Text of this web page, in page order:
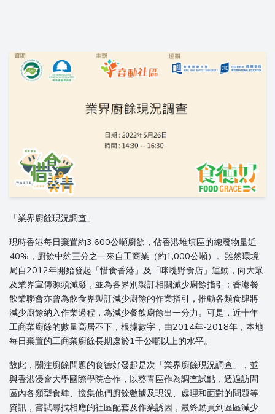
「業界廚餘現況調查」
現時香港每日棄置約3,600公噸廚餘，佔香港堆填區的總廢物量近
40%，廚餘中約三分之一來自工商業（約1,000公噸）。雖然環境
局自2012年開始發起「惜食香港」及「咪嘥野食店」運動，向大眾
及業界宣傳源頭減廢，並為各界別製訂相關減少廚餘指引；香港餐
飲業聯會亦曾為飲食界製訂減少廚餘的作業指引，推動各類食肆將
減少廚餘納入作業過程，為減少餐飲廚餘出一分力。可是，近十年
工商業廚餘的數量高居不下，根據數字，由2014年-2018年，本地
每日棄置的工商業廚餘長期處於1千公噸以上的水平。
故此，關注廚餘問題的食德好發起是次「業界廚餘現況調查」，並
與香港浸會大學國際學院合作，以葵青區作為調查試點，透過訪問
區內各類型食肆、搜集他們廚餘數據及現況、處理和面對的問題等
資訊，嘗試尋找相應的社區配套及作業誘因，最終動員到區區減少